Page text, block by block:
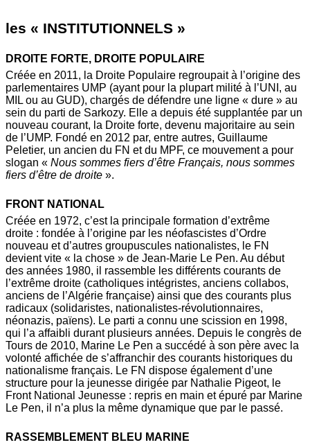
les « INSTITUTIONNELS »
DROITE FORTE, DROITE POPULAIRE
Créée en 2011, la Droite Populaire regroupait à l’origine des
parlementaires UMP (ayant pour la plupart milité à l’UNI, au
MIL ou au GUD), chargés de défendre une ligne « dure » au
sein du parti de Sarkozy. Elle a depuis été supplantée par un
nouveau courant, la Droite forte, devenu majoritaire au sein
de l’UMP. Fondé en 2012 par, entre autres, Guillaume
Peletier, un ancien du FN et du MPF, ce mouvement a pour
slogan « Nous sommes fiers d’être Français, nous sommes
fiers d’être de droite ».
FRONT NATIONAL
Créée en 1972, c’est la principale formation d’extrême
droite : fondée à l’origine par les néofascistes d’Ordre
nouveau et d’autres groupuscules nationalistes, le FN
devient vite « la chose » de Jean-Marie Le Pen. Au début
des années 1980, il rassemble les différents courants de
l’extrême droite (catholiques intégristes, anciens collabos,
anciens de l’Algérie française) ainsi que des courants plus
radicaux (solidaristes, nationalistes-révolutionnaires,
néonazis, païens). Le parti a connu une scission en 1998,
qui l’a affaibli durant plusieurs années. Depuis le congrès de
Tours de 2010, Marine Le Pen a succédé à son père avec la
volonté affichée de s’affranchir des courants historiques du
nationalisme français. Le FN dispose également d’une
structure pour la jeunesse dirigée par Nathalie Pigeot, le
Front National Jeunesse : repris en main et épuré par Marine
Le Pen, il n’a plus la même dynamique que par le passé.
RASSEMBLEMENT BLEU MARINE